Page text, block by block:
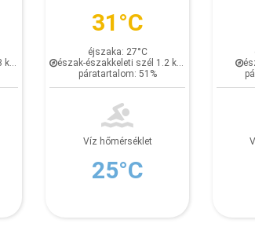
h
31°C
éjszaka: 27°C
észak-északkeleti szél 1.2 km/h
páratartalom: 51%
Víz hőmérséklet
25°C